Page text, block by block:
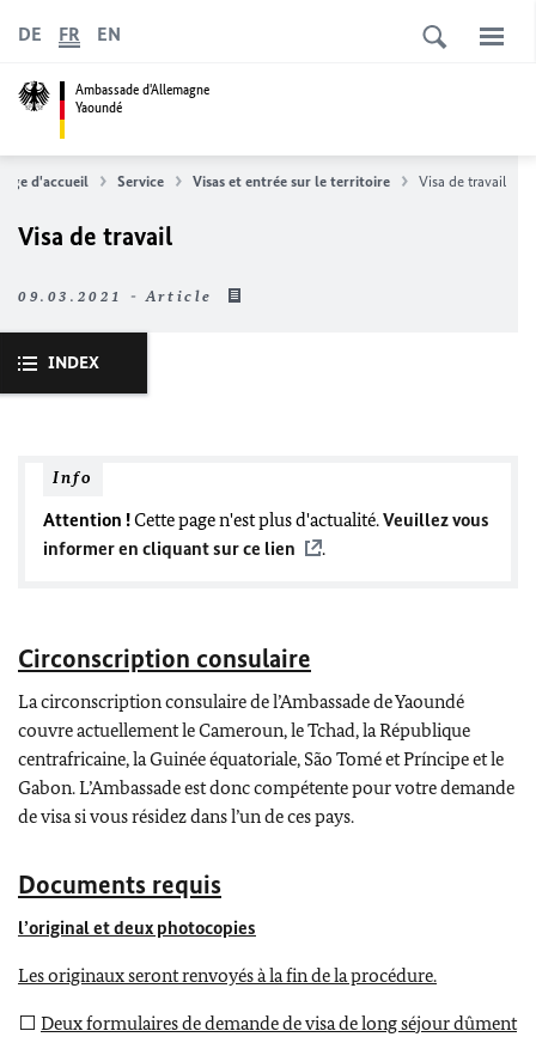
Ambassade d'Allemagne
Yaoundé
DE FR EN
d'accueil Service Visas et entrée sur le territoire Visa de travail
Visa de travail
09.03.2021 - Article
INDEX
Info
Attention !Cette page n'est plus d'actualité.Veuillez vous
informer en cliquant sur ce lien
.
Circonscription consulaire
La circonscription consulaire de l’Ambassade de Yaoundé
couvre actuellement le Cameroun, le Tchad, la République
centrafricaine, la Guinée équatoriale, São Tomé et Príncipe et le
Gabon. L’Ambassade est donc compétente pour votre demande
de visa si vous résidez dans l’un de ces pays.
Documents requis
l’original et deux photocopies
Les originaux seront renvoyés à la fin de la procédure.
⬜ Deux formulaires de demande de visa de long séjour dûment